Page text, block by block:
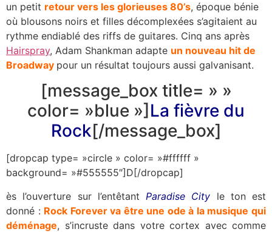
un petit retour vers les glorieuses 80’s, époque bénie
où blousons noirs et filles décomplexées s’agitaient au
rythme endiablé des riffs de guitares. Cinq ans après
Hairspray, Adam Shankman adapte un nouveau hit de
Broadway pour un résultat toujours aussi galvanisant.
[message_box title= » »
color= »blue »] La fièvre du
Rock[/message_box]
[dropcap type= »circle » color= »#ffffff »
background= »#555555″]D[/dropcap]
ès l’ouverture sur l’entêtant Paradise City le ton est
donné : Rock Forever va être une ode à la musique qui
déménage, s’incruste dans votre cortex avec comme